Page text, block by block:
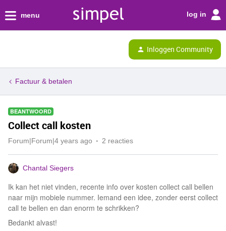
menu log in
Inloggen Community
Factuur & betalen
BEANTWOORD
Collect call kosten
Forum|Forum|4 years ago 2 reacties
Chantal Siegers
Ik kan het niet vinden, recente info over kosten collect call bellen
naar mijn mobiele nummer. Iemand een idee, zonder eerst collect
call te bellen en dan enorm te schrikken?
Bedankt alvast!